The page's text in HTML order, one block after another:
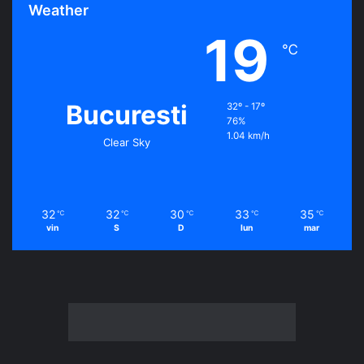
Weather
Bucuresti
Clear Sky
19 ℃
32º - 17º
76%
1.04 km/h
32 ℃
vin
32 ℃
S
30 ℃
D
33 ℃
lun
35 ℃
mar